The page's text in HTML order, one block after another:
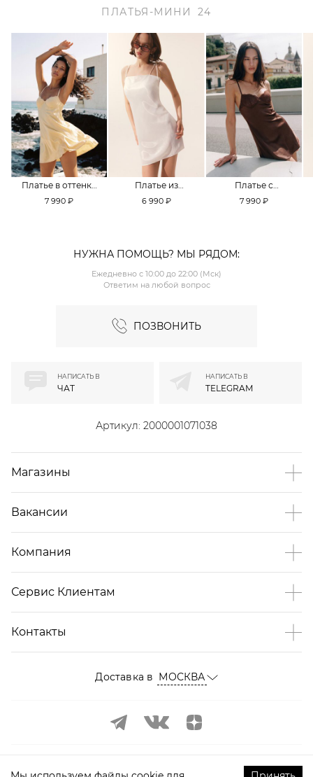
ПЛАТЬЯ-МИНИ
24
Платье в оттенке
Pale Banana
7 990 ₽
Платье из
смесовой вискозы
6 990 ₽
Платье с
кружевной
7 990 ₽
НУЖНА ПОМОЩЬ? МЫ РЯДОМ:
ПОЗВОНИТЬ
Ежедневно с 10:00 до 22:00 (Мск)
Ответим на любой вопрос
Артикул: 2000001071038
НАПИСАТЬ В
ЧАТ
НАПИСАТЬ В
TELEGRAM
Магазины
Вакансии
Компания
Сервис Клиентам
Контакты
Доставка в МОСКВА